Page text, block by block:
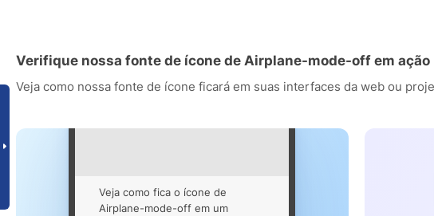
Verifique nossa fonte de ícone de Airplane-mode-off em ação
Veja como nossa fonte de ícone ficará em suas interfaces da web ou
Veja como fica o ícone de
Airplane-mode-off em um